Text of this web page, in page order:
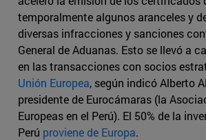
temporalmente algunos aranceles y
diversas infracciones y sanciones
General de Aduanas. Esto se llevó a
en las transacciones con socios
Unión Europea, según indicó Alberto
presidente de Eurocámaras (la
Europeas en el Perú). El 50% de la
Perú proviene de Europa.